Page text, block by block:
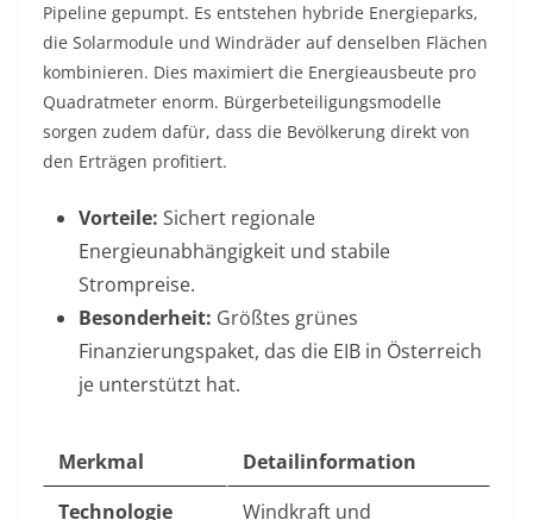
Pipeline gepumpt. Es entstehen hybride Energieparks,
die Solarmodule und Windräder auf denselben Flächen
kombinieren. Dies maximiert die Energieausbeute pro
Quadratmeter enorm. Bürgerbeteiligungsmodelle
sorgen zudem dafür, dass die Bevölkerung direkt von
den Erträgen profitiert.
Vorteile: Sichert regionale
Energieunabhängigkeit und stabile
Strompreise.
Besonderheit: Größtes grünes
Finanzierungspaket, das die EIB in Österreich
je unterstützt hat.
Merkmal
Detailinformation
Technologie
Windkraft und